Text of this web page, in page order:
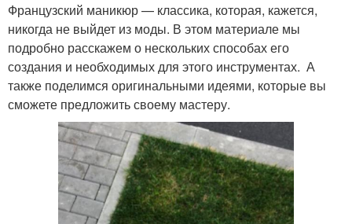
Французский маникюр — классика, которая, кажется,
никогда не выйдет из моды. В этом материале мы
подробно расскажем о нескольких способах его
создания и необходимых для этого инструментах. А
также поделимся оригинальными идеями, которые вы
сможете предложить своему мастеру.